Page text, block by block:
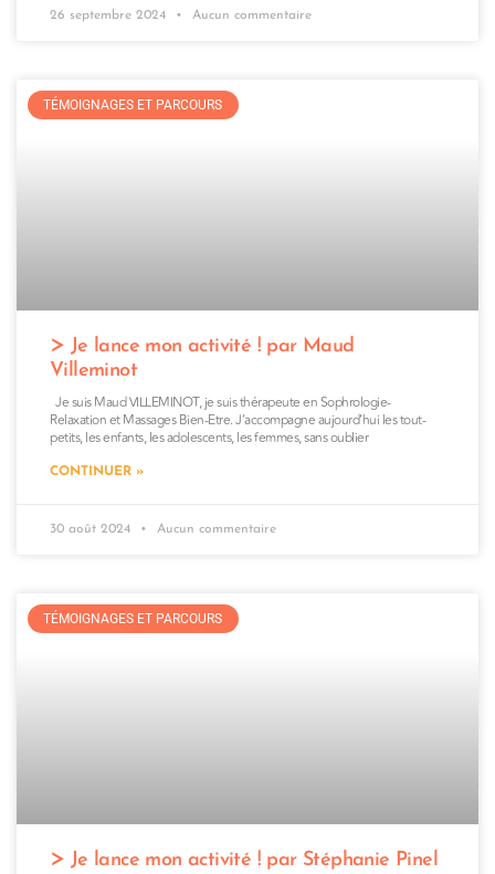
26 septembre 2024 Aucun commentaire
TÉMOIGNAGES ET PARCOURS
Je lance mon activité ! par Maud
Villeminot
Je suis Maud VILLEMINOT, je suis thérapeute en Sophrologie-
Relaxation et Massages Bien-Etre. J’accompagne aujourd’hui les tout-
petits, les enfants, les adolescents, les femmes, sans oublier
CONTINUER »
30 août 2024 Aucun commentaire
TÉMOIGNAGES ET PARCOURS
Je lance mon activité ! par Stéphanie Pinel